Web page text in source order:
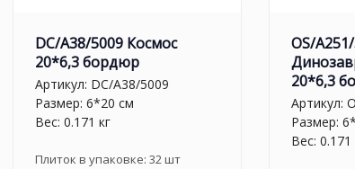
DC/A38/5009 Космос
20*6,3 бордюр
Артикул: DC/A38/5009
Размер: 6*20 см
Вес: 0.171 кг
Плиток в упаковке: 32шт
OS/
20*6,3
Артикул:
Размер:
Вес: 0.171